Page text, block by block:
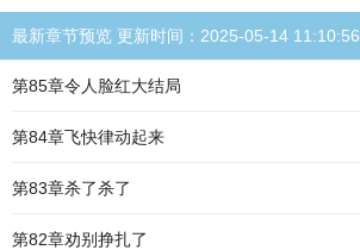
最新章节预览 更新时间：2025-05-14 11:10:56
第85章令人脸红大结局
第84章飞快律动起来
第83章杀了杀了
第82章劝别挣扎了